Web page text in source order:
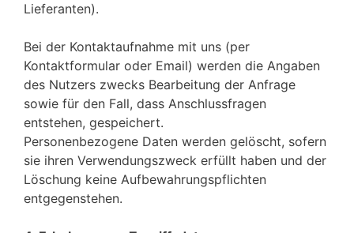
Lieferanten).
Bei der Kontaktaufnahme mit uns (per
Kontaktformular oder Email) werden die Angaben
des Nutzers zwecks Bearbeitung der Anfrage
sowie für den Fall, dass Anschlussfragen
entstehen, gespeichert.
Personenbezogene Daten werden gelöscht, sofern
sie ihren Verwendungszweck erfüllt haben und der
Löschung keine Aufbewahrungspflichten
entgegenstehen.